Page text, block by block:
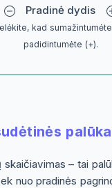
Pradinė dydis
kad
padidintumėte (+).
– tai
nuo pradinės